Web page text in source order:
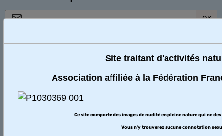
OK
Aujourd'hui
Site traitant d'activités
Association affiliée à la Fédération
Ce site comporte des images de nudité en pleine nature qui ne
Vous n'y trouverez aucune connotation